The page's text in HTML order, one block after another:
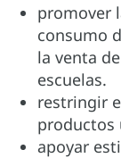
promover
consumo
la venta
escuelas.
restringir
productos
apoyar